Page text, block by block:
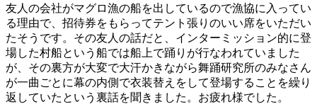
友人の会社がマグロ漁の船を出しているので漁協に入ってい
る理由で、招待券をもらってテント張りのいい席をいただい
たそうです。その友人の話だと、インターミッション的に登
場した村船という船では船上で踊りが行なわれていました
が、その裏方が大変で大汗かきながら舞踊研究所のみなさん
が一曲ごとに幕の内側で衣装替えをして登場することを繰り
返していたという裏話を聞きました。お疲れ様でした。